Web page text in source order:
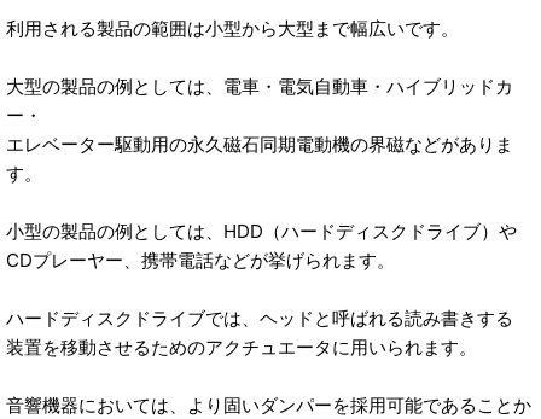
利用される製品の範囲は小型から大型まで幅広いです。
大型の製品の例としては、電車・電気自動車・ハイブリッドカ
ー・
エレベーター駆動用の永久磁石同期電動機の界磁などがありま
す。
小型の製品の例としては、HDD（ハードディスクドライブ）や
CDプレーヤー、携帯電話などが挙げられます。
ハードディスクドライブでは、ヘッドと呼ばれる読み書きする
装置を移動させるためのアクチュエータに用いられます。
音響機器においては、より固いダンパーを採用可能であることか